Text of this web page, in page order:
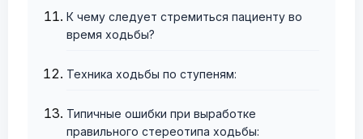
К чему следует стремиться пациенту во
время ходьбы?
Техника ходьбы по ступеням:
Типичные ошибки при выработке
правильного стереотипа ходьбы: